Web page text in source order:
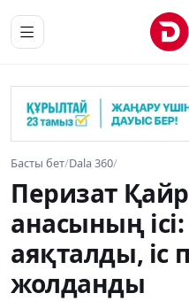
Басты бет/Dala 360/
Перизат
анасының
аяқталды, іс
жолданды